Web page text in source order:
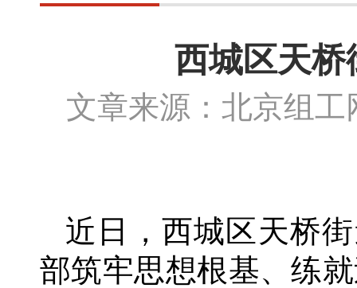
西城区天桥
文章来源：北京
近日，西城区天桥
部筑牢思想根基、练